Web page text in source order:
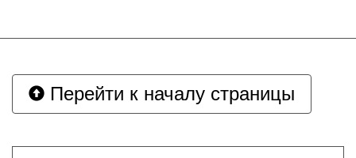
Перейти к началу страницы